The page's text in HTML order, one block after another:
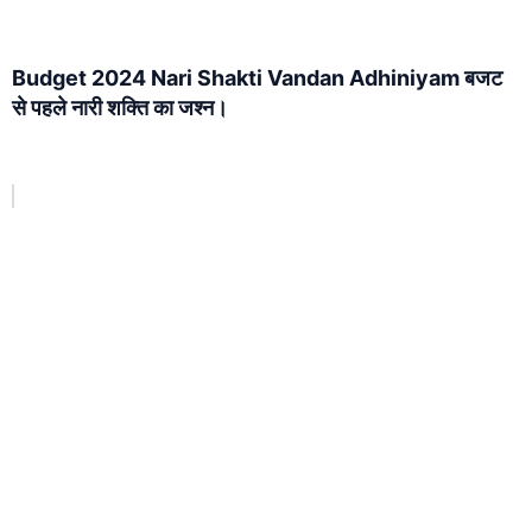
Budget 2024 Nari Shakti Vandan Adhiniyam बजट
से पहले नारी शक्ति का जश्न।